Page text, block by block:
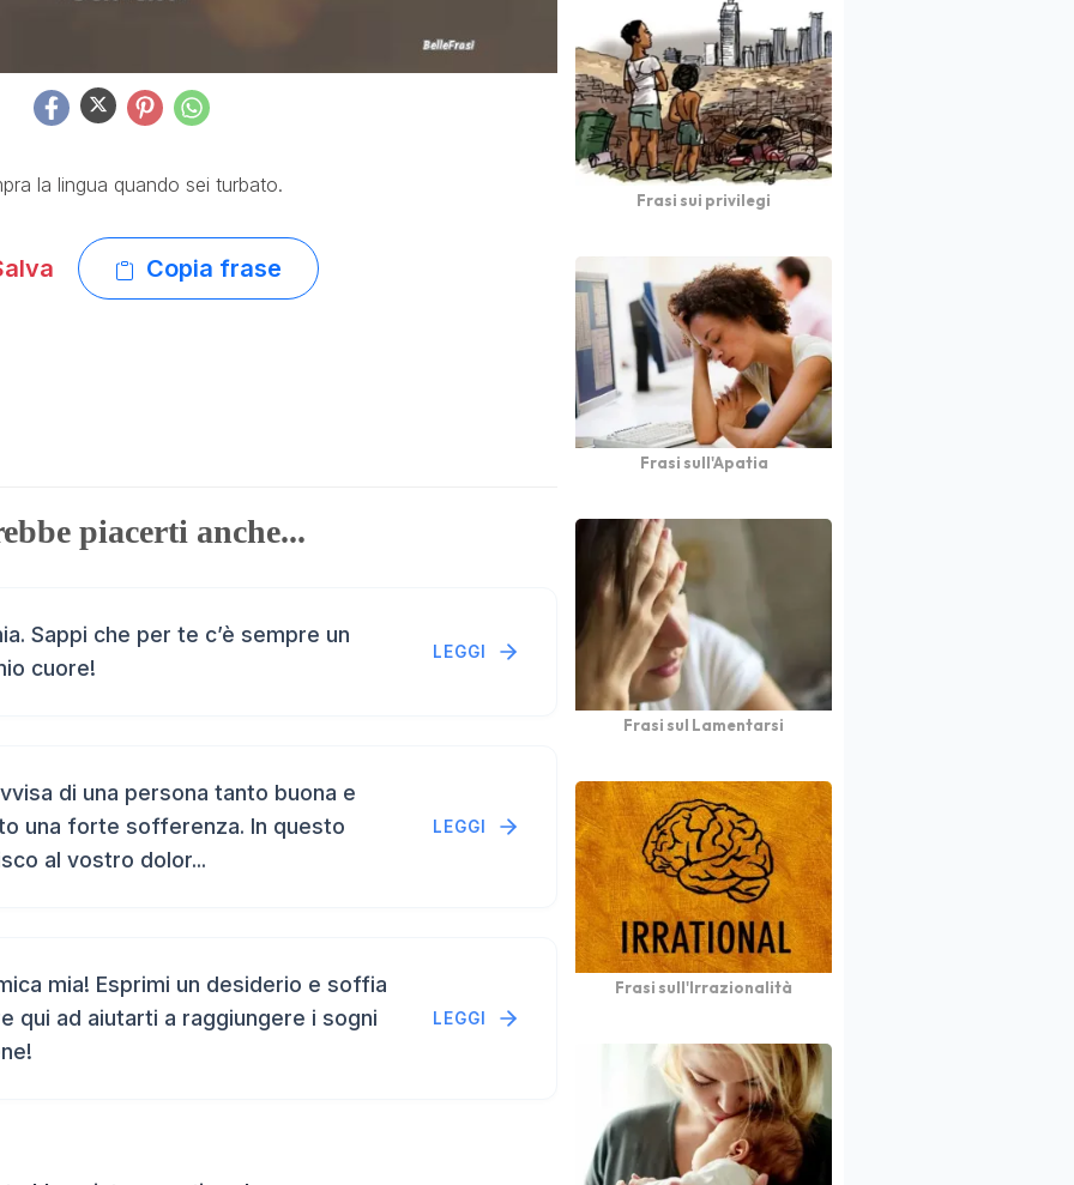
la lingua quando sei turbato.
Copia frase
piacerti anche...
Sappi che per te c’è sempre un
cuore!
LEGGI
di una persona tanto buona e
una forte sofferenza. In questo
al vostro dolor...
LEGGI
mia! Esprimi un desiderio e soffia
qui ad aiutarti a raggiungere i sogni
LEGGI
Frasi sui privilegi
Frasi sull'Apatia
Frasi sul Lamentarsi
Frasi sull'Irrazionalità